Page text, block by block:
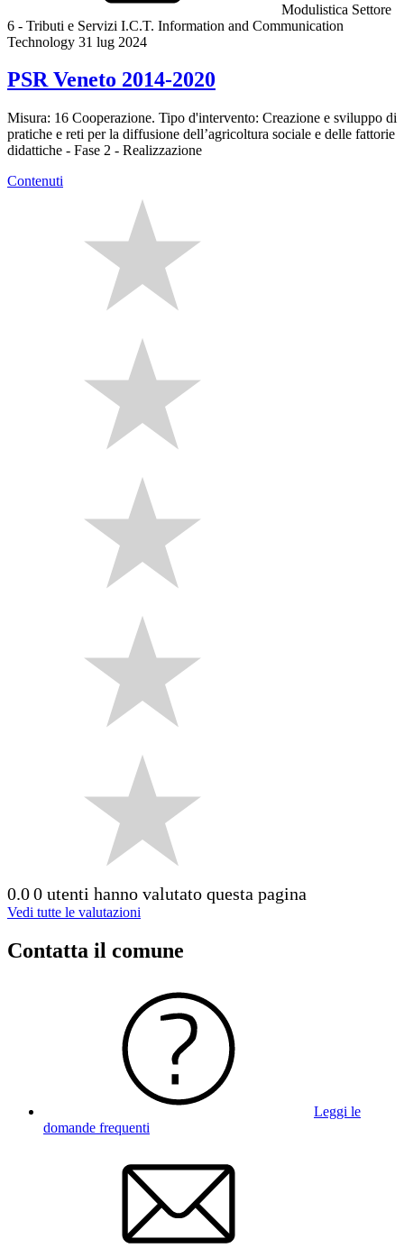
Modulistica Settore
6 - Tributi e Servizi I.C.T. Information and Communication
Technology 31 lug 2024
PSR Veneto 2014-2020
Misura: 16 Cooperazione. Tipo d'intervento: Creazione e sviluppo di
pratiche e reti per la diffusione dell’agricoltura sociale e delle fattorie
didattiche - Fase 2 - Realizzazione
Contenuti
0.00 utenti hanno valutato questa pagina
Vedi tutte le valutazioni
Contatta il comune
Leggi le
domande frequenti